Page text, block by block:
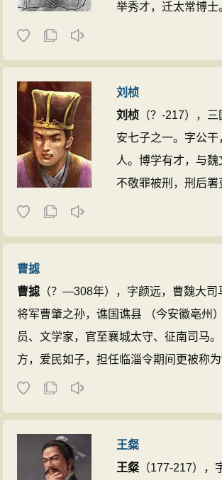
举秀才，迁太常博士
为宛令，有惠政。
安昌公，累迁太常卿
家欲还乡，道病卒
岳以文学齐名，时称
《潘太常集》辑本。
刘桢
刘桢 （？-217），
安七子之一。字公干
人。博学有才，与魏
不敬罪被刑，刑后
诗，风格遒劲，语
曹摅
曹摅 （？—308年），字颜远，曹魏大司
将军曹肇之孙，谯国谯县 （今安徽亳州
员、文学家，官至襄城太守、征南司马。
方，爱民如子，担任临淄令期间更被称为
见载于《晋书·良吏传》中，张隐《文士
王粲
王粲 （177-217），